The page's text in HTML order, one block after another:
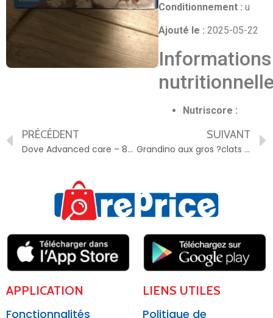
Conditionnement : u
Ajouté le : 2025-05-22
Informations
Nutriscore :
PRÉCÉDENT
Dove Advanced care – 8720181291968
SUIVANT
Grandino aux gros ?clats de chocolats & noisettes – 40879666
APPLICATION
Fonctionnalités
LIENS UTILES
Politique de